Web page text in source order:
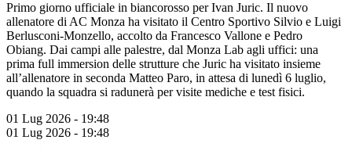
Primo giorno ufficiale in biancorosso per Ivan Juric. Il nuovo
allenatore di AC Monza ha visitato il Centro Sportivo Silvio e Luigi
Berlusconi-Monzello, accolto da Francesco Vallone e Pedro
Obiang. Dai campi alle palestre, dal Monza Lab agli uffici: una
prima full immersion delle strutture che Juric ha visitato insieme
all’allenatore in seconda Matteo Paro, in attesa di lunedì 6 luglio,
quando la squadra si radunerà per visite mediche e test fisici.
01 Lug 2026 - 19:48
01 Lug 2026 - 19:48